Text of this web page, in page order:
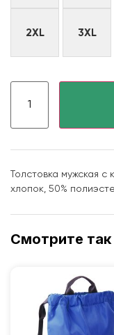
2XL 3XL
Толстовка мужская с
хлопок, 50%
Смотрите